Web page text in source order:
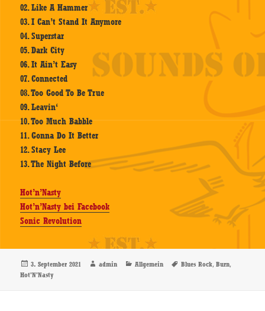
02. Like A Hammer
03. I Can’t Stand It Anymore
04. Superstar
05. Dark City
06. It Ain’t Easy
07. Connected
08. Too Good To Be True
09. Leavin‘
10. Too Much Babble
11. Gonna Do It Better
12. Stacy Lee
13. The Night Before
Hot’n’Nasty
Hot’n’Nasty bei Facebook
Sonic Revolution
Veröffentlicht
am
3. September 2021 Autor
admin Kategorien
Allgemein Schlagwörter
Blues Rock,Burn,
Hot'N'Nasty